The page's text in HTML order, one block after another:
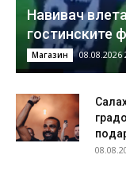
Навивач
гостинските
Магазин 08.08.2026